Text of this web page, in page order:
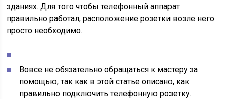
зданиях. Для того чтобы телефонный аппарат
правильно работал, расположение розетки возле него
просто необходимо.
Вовсе не обязательно обращаться к мастеру за
помощью, так как в этой статье описано, как
правильно подключить телефонную розетку.